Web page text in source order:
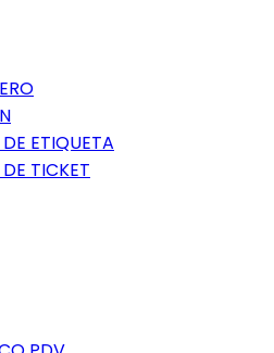
DE ETIQUETA
DE TICKET